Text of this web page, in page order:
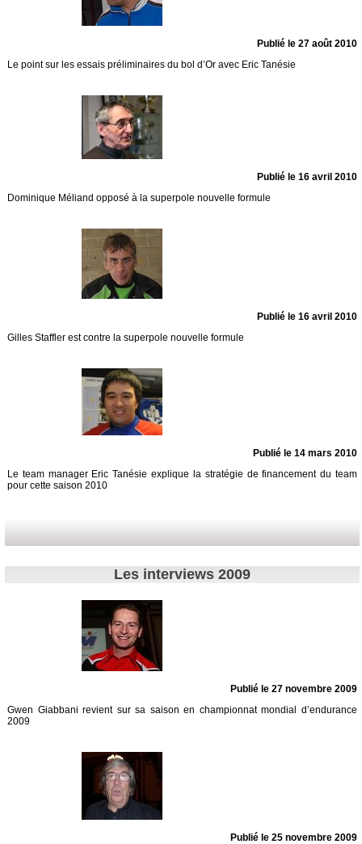
Publié le 27 août 2010
Le point sur les essais préliminaires du bol d’Or avec Eric Tanésie
Publié le 16 avril 2010
Dominique Méliand opposé à la superpole nouvelle formule
Publié le 16 avril 2010
Gilles Staffler est contre la superpole nouvelle formule
Publié le 14 mars 2010
Le team manager Eric Tanésie explique la stratégie de financement du team
pour cette saison 2010
Les interviews 2009
Publié le 27 novembre 2009
Gwen Giabbani revient sur sa saison en championnat mondial d’endurance
2009
Publié le 25 novembre 2009